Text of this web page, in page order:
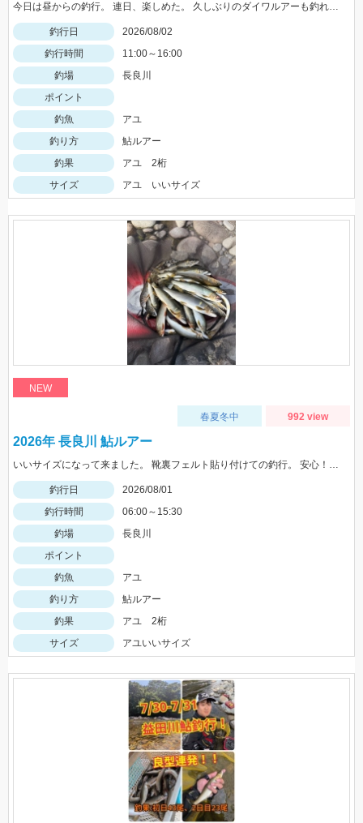
釣行日
2026/08/02
釣行時間
11:00～16:00
釣場
長良川
ポイント
釣魚
アユ
釣り方
鮎ルアー
釣果
アユ 2桁
サイズ
アユ いいサイズ
NEW
春夏冬中 992 view
2026年 長良川 鮎ルアー
釣行日
2026/08/01
釣行時間
06:00～15:30
釣場
長良川
ポイント
釣魚
アユ
釣り方
鮎ルアー
釣果
アユ 2桁
サイズ
アユいいサイズ